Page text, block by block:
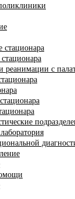
стационара
реанимации с